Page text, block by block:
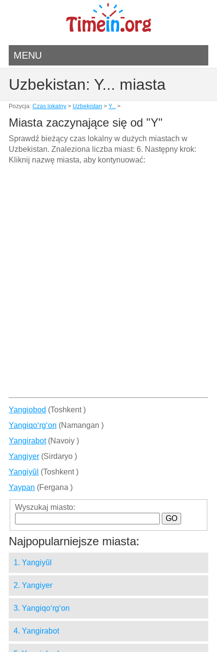
MENU
Uzbekistan: Y... miasta
Pozycja: Czas lokalny> Uzbekistan > Y...>
Miasta zaczynające się od "Y"
Sprawdź bieżący czas lokalny w dużych miastach w
Uzbekistan. Znaleziona liczba miast: 6. Następny krok:
Kliknij nazwę miasta, aby kontynuować:
Yangiobod (Toshkent )
Yangiqo‘rg‘on (Namangan )
Yangirabot(Navoiy )
Yangiyer(Sirdaryo )
Yangiyŭl (Toshkent )
Yaypan (Fergana )
Wyszukaj miasto:
Najpopularniejsze miasta:
1. Yangiyŭl
2. Yangiyer
3. Yangiqo‘rg‘on
4. Yangirabot